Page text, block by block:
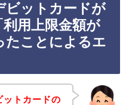
ビットカードが
用上限金額が
たことによるエ
ットカードの